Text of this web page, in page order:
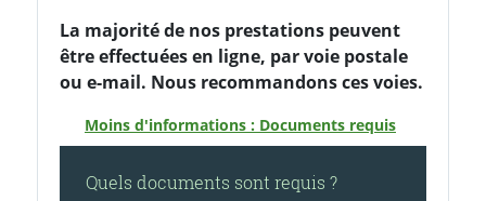
La majorité de nos prestations peuvent
être effectuées en ligne, par voie postale
ou e-mail. Nous recommandons ces voies.
Moins d'informations : Documents requis
Quels documents sont requis ?